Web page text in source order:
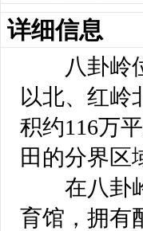
详细信息
八卦岭位
以北、红岭
积约116万
田的分界区
在八卦岭
育馆，拥有